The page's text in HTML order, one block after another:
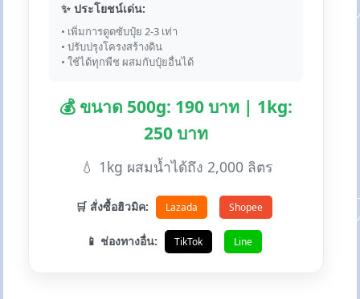
✨ ประโยชน์เด่น:
• เพิ่มการดูดซับปุ๋ย 2-3 เท่า
• ปรับปรุงโครงสร้างดิน
• ใช้ได้ทุกพืช ผสมกับปุ๋ยอื่นได้
💰 ขนาด 500g: 190 บาท | 1kg:
250 บาท
💧 1kg ผสมน้ำได้ถึง 2,000 ลิตร
🛒 สั่งซื้อฮิวมิค: Lazada Shopee
📱 ช่องทางอื่น: TikTok Line